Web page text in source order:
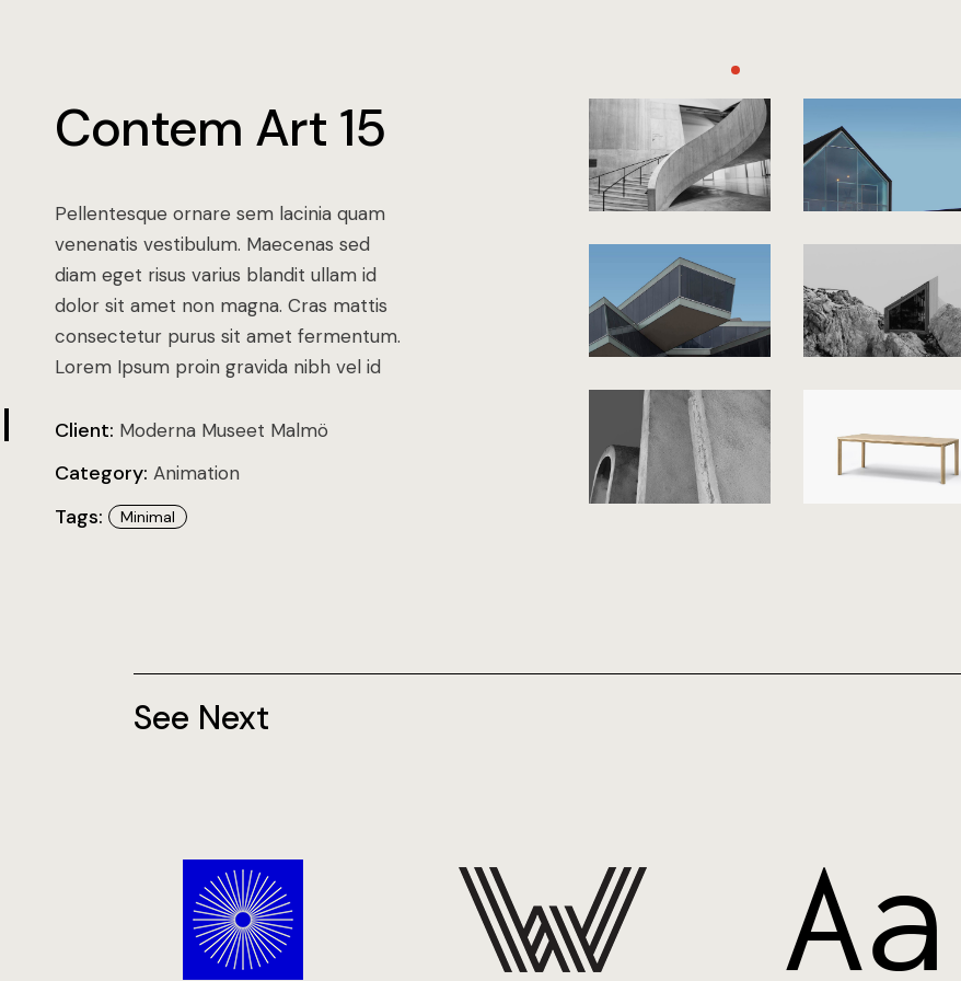
Contem Art 15
Pellentesque ornare sem lacinia quam
venenatis vestibulum. Maecenas sed
diam eget risus varius blandit ullam id
dolor sit amet non magna. Cras mattis
consectetur purus sit amet fermentum.
Lorem Ipsum proin gravida nibh vel id
Client: Moderna Museet Malmö
Category: Animation
Tags: Minimal
See Next